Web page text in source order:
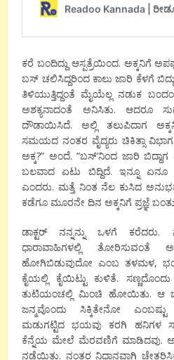
ಕರೆ ಬಂದಿದ್ದು ಆಸ್ಪತ್ರೆಯಿಂದ. ಅಕ್ಕನಿಗೆ
ಬಸ್ ಚಲಿಸಿದ್ದರಿಂದ ಕಾಲು ಜಾರಿ ಕೆಳಗೆ
ತಿಳಿಯುತ್ತಿದ್ದಂತೆ ಮೈಯೆಲ್ಲ ನಡುಕ
ಅಶಕ್ಯನಾದಂತೆ ಅನಿಸಿತು. ಆದರೂ
ದೌಡಾಯಿಸಿದೆ. ಅಲ್ಲಿ ತಲುಪಿದಾಗ
ಸಮಯದ ನಂತರ ವೈದ್ಯರು ಚಿಕಿತ್ಸಾ
ಅಕ್ಕ?” ಅಂದೆ‌. “ಬಸ್’ನಿಂದ ಜಾರಿ
ಬಲವಾದ ಏಟು ಬಿದ್ದಿದೆ. ಇನ್ನೂ ಏನೂ
ಎಂದರು. ಮತ್ತೆ ನಿಂತ ನೆಲ ಕುಸಿದ
ಕಡೆಗೂ ಮೂರನೇ ದಿನ ಅಕ್ಕನಿಗೆ ಪ್ರಜ್ಞೆ
ಡಾಕ್ಟರ್ ನನ್ನನ್ನು ಒಳಗೆ
ಧಾರಾವಾಹಿಗಳಲ್ಲಿ ತೋರಿಸುವಂತೆ
ಹೋಗಿಬಿಡುವುದೋ ಎಂಬ ತಳಮಳ,
ಕೈಯಲ್ಲಿ ಕೈಯಿಟ್ಟು ಕುಳಿತೆ‌.
ತುಟಿಯಂಚಲ್ಲಿ ಮಿಂಚಿ ಹೋಯಿತು. ಆ
ಜನ್ಮವೊಂದು ಸಿಕ್ಕಿತೇನೋ
ಮಡುಗಟ್ಟಿದ ಭಯವು ಕರಗಿ ಹನಿಗಳ
ಕೆನ್ನೆಯ ಮೇಲೆ ಮೆರವಣಿಗೆ ಮಾಡಿದವು.
ನಡೆಯಿತು. ನಂತರ ನಿಧಾನವಾಗಿ